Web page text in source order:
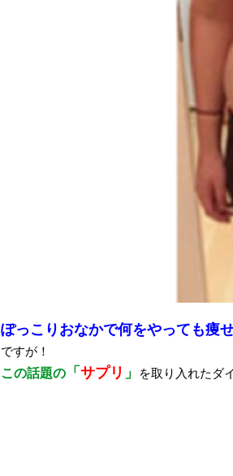
ぽっこりおなかで何をやっても痩
ですが！
この話題の 「 サプリ 」 を取り入れたダ